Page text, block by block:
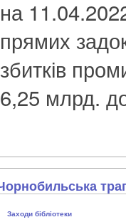
на
прямих
збитків
6,25 млрд.
Заходи бібліотеки